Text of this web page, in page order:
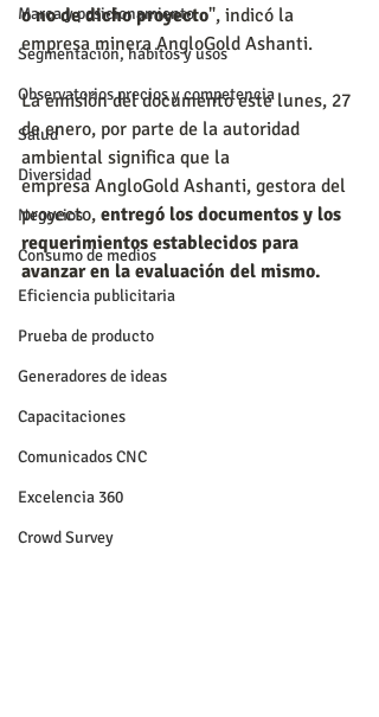
Marca y posicionamiento
Segmentación, hábitos y usos
Observatorios precios y competencia
Salud
Diversidad
Negocios
Consumo de medios
Eficiencia publicitaria
Prueba de producto
Generadores de ideas
Capacitaciones
Comunicados CNC
Excelencia 360
Crowd Survey
o no de dicho proyecto", indicó la
empresa minera AngloGold Ashanti.
La emisión del documento este lunes, 27
de enero, por parte de la autoridad
ambiental significa que la
empresa AngloGold Ashanti, gestora del
proyecto, entregó los documentos y los
requerimientos establecidos para
avanzar en la evaluación del mismo.